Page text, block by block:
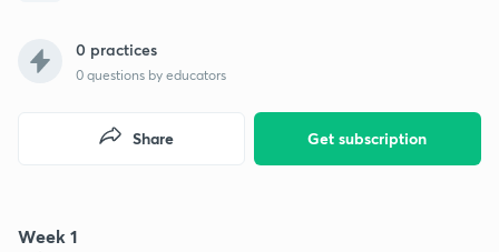
0 practices
0 questions by educators
Get subscription
Share
Week 1